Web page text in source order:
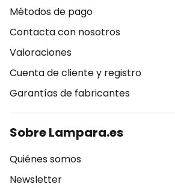
Métodos de pago
Contacta con nosotros
Valoraciones
Cuenta de cliente y registro
Garantías de fabricantes
Sobre Lampara.es
Quiénes somos
Newsletter